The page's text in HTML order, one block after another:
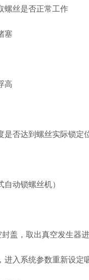
螺丝是否正常工作
塞
高
否达到螺丝实际锁定
动锁螺丝机）
盖，取出真空发生器
入系统参数重新设定